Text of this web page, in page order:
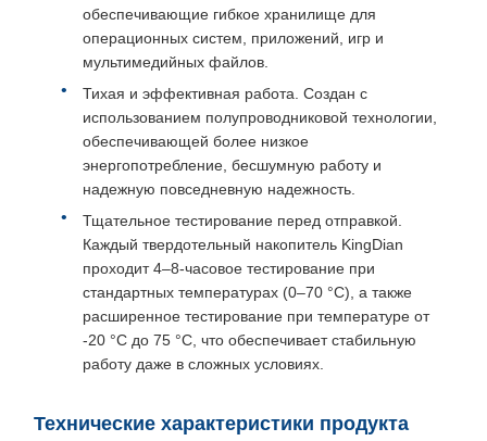
обеспечивающие гибкое хранилище для
операционных систем, приложений, игр и
мультимедийных файлов.
Тихая и эффективная работа. Создан с
использованием полупроводниковой технологии,
обеспечивающей более низкое
энергопотребление, бесшумную работу и
надежную повседневную надежность.
Тщательное тестирование перед отправкой.
Каждый твердотельный накопитель KingDian
проходит 4–8-часовое тестирование при
стандартных температурах (0–70 °C), а также
расширенное тестирование при температуре от
-20 °C до 75 °C, что обеспечивает стабильную
работу даже в сложных условиях.
Технические характеристики продукта